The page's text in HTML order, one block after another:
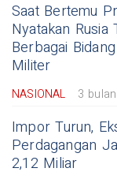
Saat Bertemu
Nyatakan
Berbagai
Militer
NASIONAL 3 bulan
Impor Turun,
Perdagangan
2,12 Miliar